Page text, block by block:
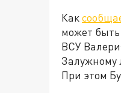
Как
может
ВСУ
Залужному
При этом